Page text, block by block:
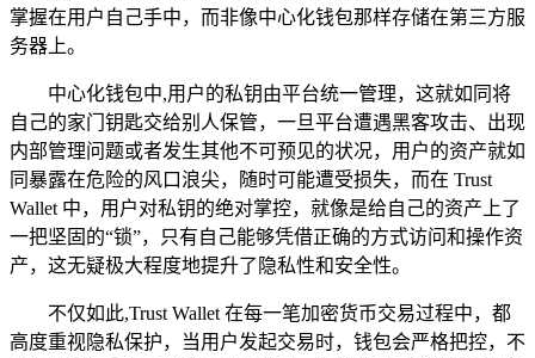
掌握在用户自己手中，而非像中心化钱包那样存储在第三方服
务器上。
中心化钱包中,用户的私钥由平台统一管理，这就如同将
自己的家门钥匙交给别人保管，一旦平台遭遇黑客攻击、出现
内部管理问题或者发生其他不可预见的状况，用户的资产就如
同暴露在危险的风口浪尖，随时可能遭受损失，而在 Trust
Wallet 中，用户对私钥的绝对掌控，就像是给自己的资产上了
一把坚固的“锁”，只有自己能够凭借正确的方式访问和操作资
产，这无疑极大程度地提升了隐私性和安全性。
不仅如此,Trust Wallet 在每一笔加密货币交易过程中，都
高度重视隐私保护，当用户发起交易时，钱包会严格把控，不